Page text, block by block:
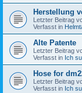
Herstellung
Letzter Beitrag
Verfasst in
Alte Patente
Letzter Beitrag
Verfasst in Ich
Hose for
Letzter Beitrag
Verfasst in Ich